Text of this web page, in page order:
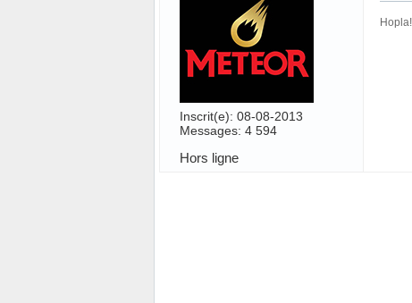
Inscrit(e): 08-08-2013
Messages: 4 594
Hopla!
Hors ligne